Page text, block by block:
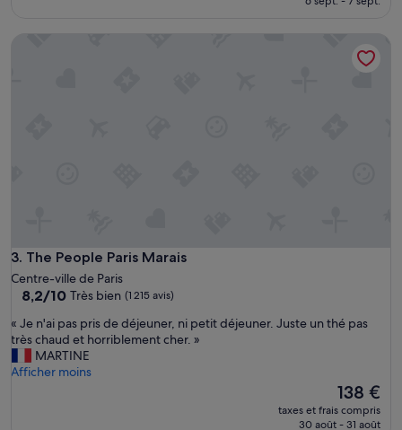
m
u
s
q
u
e
t
3. The People Paris Marais
The People Paris Marais
Centre-ville de Paris
8.2
10,
Très
bien,
(1 215 avis)
8,2/10 Très bien (1 215 avis)
«
J
n
« Je n'ai pas pris de déjeuner, ni petit déjeuner. Juste un thé pas
très chaud et horriblement cher. »
MARTINE
Afficher moins
Le
nouveau
prix
138 €
taxes et frais compris
30 août - 31 août